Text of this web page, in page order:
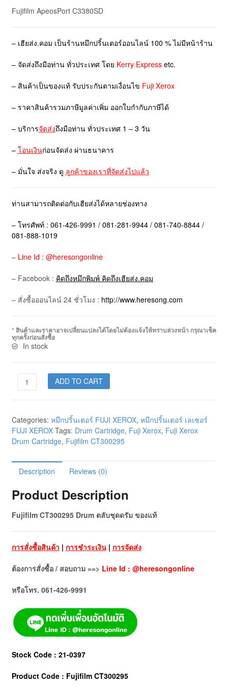
Fujifilm ApeosPort C3380SD
– เฮียส่ง.คอม เป็นร้านหมึกปริ้นเตอร์ออนไลน์ 100 % ไม่มีหน้าร้าน
– จัดส่งถึงมือท่าน ทั่วประเทศ โดย Kerry Expressetc.
– สินค้าเป็นของแท้ รับประกันตามเงื่อนไข Fuji Xerox
– ราคาสินค้ารวมภาษีมูลค่าเพิ่ม ออกใบกำกับภาษีได้
– บริการจัดส่งถึงมือท่าน ทั่วประเทศ 1 – 3 วัน
– โอนเงินก่อนจัดส่ง ผ่านธนาคาร
– มั่นใจ ส่งจริง ดู ลูกค้าของเราที่จัดส่งไปแล้ว
ท่านสามารถติดต่อกับเฮียส่งได้หลายช่องทาง
– โทรศัพท์ : 061-426-9991 / 081-281-9944 / 081-740-8844 /
081-888-1019
– Line Id : @heresongonline
– Facebook : คิดถึงหมึกพิมพ์ คิดถึงเฮียส่ง.คอม
– สั่งซื้อออนไลน์ 24 ชั่วโมง : http://www.heresong.com
* สินค้าและราคาอาจเปลี่ยนแปลงได้โดยไม่ต้องแจ้งให้ทราบล่วงหน้า กรุณาเช็ค
ทุกครั้งก่อนสั่งซื้อ
In stock
ADD TO CART
Categories: หมึกปริ้นเตอร์ FUJI XEROX, หมึกปริ้นเตอร์ เลเซอร์
FUJI XEROX Tags: Drum Cartridge, Fuji Xerox, Fuji Xerox
Drum Cartridge, Fujifilm CT300295
Description Reviews (0)
Product Description
Fujifilm CT300295 Drum ตลับชุดดรัม ของแท้
การสั่งซื้อสินค้า | การชำระเงิน| การจัดส่ง
ต้องการสั่งซื้อ / สอบถาม ==> Line Id : @heresongonline
หรือโทร. 061-426-9991
Stock Code : 21-0397
Product Code : Fujifilm CT300295